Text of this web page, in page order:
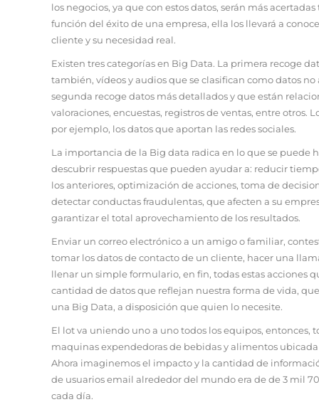
los negocios, ya que con estos datos, serán más
función del éxito de una empresa, ella los llevará a
cliente y su necesidad real.
Existen tres categorías en Big Data. La primera recoge
también, vídeos y audios que se clasifican como datos
segunda recoge datos más detallados y que están
valoraciones, encuestas, registros de ventas, entre otros.
por ejemplo, los datos que aportan las redes sociales.
La importancia de la Big data radica en lo que se puede
descubrir respuestas que pueden ayudar a: reducir
los anteriores, optimización de acciones, toma de
detectar conductas fraudulentas, que afecten a su
garantizar el total aprovechamiento de los resultados.
Enviar un correo electrónico a un amigo o familiar,
tomar los datos de contacto de un cliente, hacer una
llenar un simple formulario, en fin, todas estas acciones
cantidad de datos que reflejan nuestra forma de vida,
una Big Data, a disposición que quien lo necesite.
El lot va uniendo uno a uno todos los equipos,
maquinas expendedoras de bebidas y alimentos
Ahora imaginemos el impacto y la cantidad de
de usuarios email alrededor del mundo era de de 3 mil
cada día.